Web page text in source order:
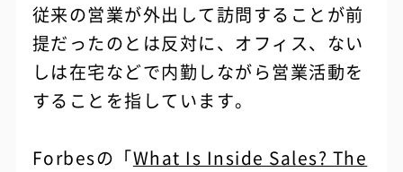
従来の営業が外出して訪問することが前
提だったのとは反対に、オフィス、ない
しは在宅などで内勤しながら営業活動を
することを指しています。
Forbesの「What Is Inside Sales? The